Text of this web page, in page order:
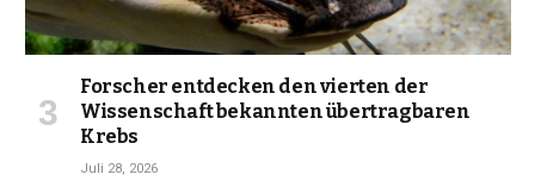
Forscher entdecken den vierten der
Wissenschaft bekannten übertragbaren
Krebs
Juli 28, 2026